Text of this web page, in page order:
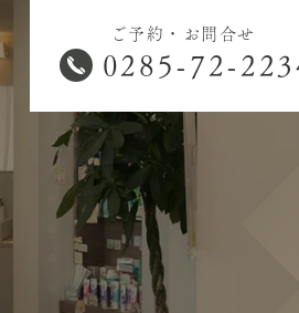
ご予約・お問合せ
0285-72-